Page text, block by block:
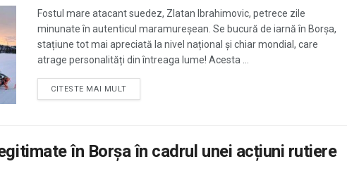
Fostul mare atacant suedez, Zlatan Ibrahimovic, petrece zile
minunate în autenticul maramureșean. Se bucură de iarnă în Borșa,
stațiune tot mai apreciată la nivel național și chiar mondial, care
atrage personalități din întreaga lume! Acesta ...
CITESTE MAI MULT
în Borșa în cadrul unei acțiuni rutiere